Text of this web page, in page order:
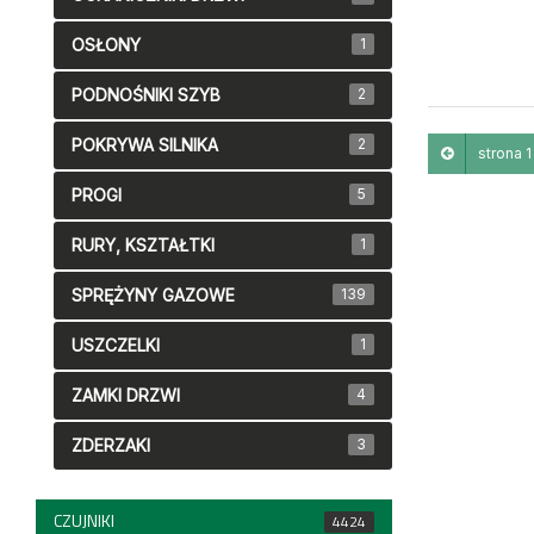
strona 1
OSŁONY 1
PODNOŚNIKI SZYB 2
POKRYWA SILNIKA 2
PROGI 5
RURY, KSZTAŁTKI 1
SPRĘŻYNY GAZOWE 139
USZCZELKI 1
ZAMKI DRZWI 4
ZDERZAKI 3
CZUJNIKI 4424